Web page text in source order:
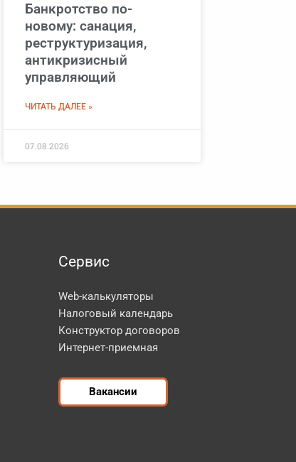
Банкротство по-
новому: санация,
реструктуризация,
антикризисный
управляющий
ЧИТАТЬ ДАЛЕЕ »
07.08.2026
Сервис
Web-калькуляторы
Налоговый календарь
Конструктор договоров
Интернет-приемная
Вакансии